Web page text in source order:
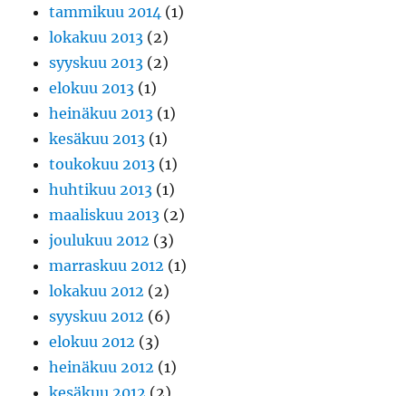
tammikuu 2014 (1)
lokakuu 2013 (2)
syyskuu 2013 (2)
elokuu 2013 (1)
heinäkuu 2013 (1)
kesäkuu 2013 (1)
toukokuu 2013 (1)
huhtikuu 2013 (1)
maaliskuu 2013 (2)
joulukuu 2012 (3)
marraskuu 2012 (1)
lokakuu 2012 (2)
syyskuu 2012 (6)
elokuu 2012 (3)
heinäkuu 2012 (1)